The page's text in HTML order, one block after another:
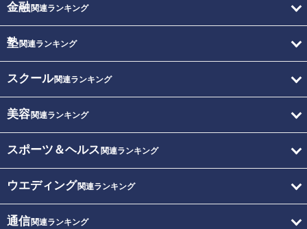
金融関連ランキング
塾関連ランキング
スクール関連ランキング
美容関連ランキング
スポーツ＆ヘルス 関連ランキング
ウエディング関連ランキング
通信関連ランキング